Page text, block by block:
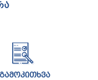
ᲒᲐᲛᲝᲙᲘᲗᲮᲕᲐ